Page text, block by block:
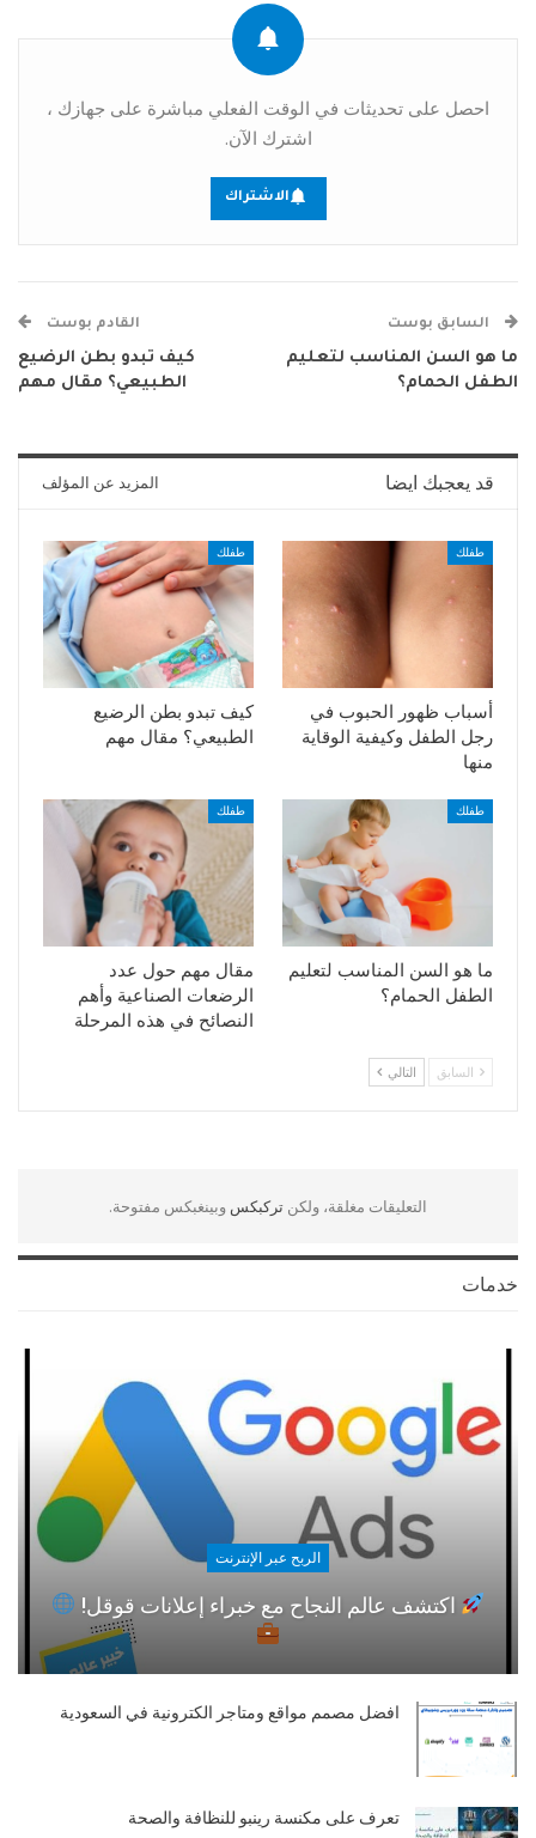
احصل على تحديثات في الوقت الفعلي مباشرة على جهازك ،
اشترك الآن.
الاشتراك
السابق بوست
ما هو السن المناسب لتعليم
الطفل الحمام؟
القادم بوست
كيف تبدو بطن الرضيع
الطبيعي؟ مقال مهم
قد يعجبك ايضا المزيد عن المؤلف
طفلك
أسباب ظهور الحبوب في
رجل الطفل وكيفية الوقاية
منها
طفلك
كيف تبدو بطن الرضيع
الطبيعي؟ مقال مهم
طفلك
ما هو السن المناسب لتعليم
الطفل الحمام؟
طفلك
مقال مهم حول عدد
الرضعات الصناعية وأهم
النصائح في هذه المرحلة
السابق التالي
التعليقات مغلقة، ولكن تركبكس وبينغبكس مفتوحة.
خدمات
الربح عبر الإنترنت
اكتشف عالم النجاح مع خبراء إعلانات قوقل!
افضل مصمم مواقع ومتاجر الكترونية في السعودية
تعرف على مكنسة رينبو للنظافة والصحة